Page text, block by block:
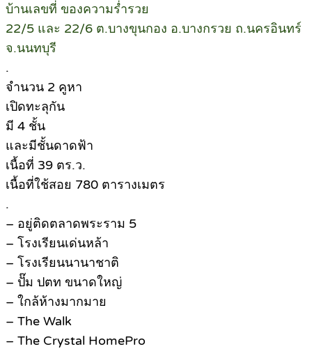
บ้านเลขที่ ของความร่ำรวย
22/5 และ 22/6 ต.บางขุนกอง อ.บางกรวย ถ.นครอินทร์
จ.นนทบุรี
.
จำนวน 2 คูหา
เปิดทะลุกัน
มี 4 ชั้น
และมีชั้นดาดฟ้า
เนื้อที่ 39 ตร.ว.
เนื้อที่ใช้สอย 780 ตารางเมตร
.
– อยู่ติดตลาดพระราม 5
– โรงเรียนเด่นหล้า
– โรงเรียนนานาชาติ
– ปั๊ม ปตท ขนาดใหญ่
– ใกล้ห้างมากมาย
– The Walk
– The Crystal HomePro